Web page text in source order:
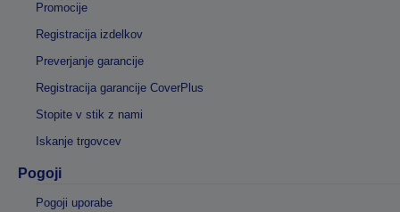
Promocije
Registracija izdelkov
Preverjanje garancije
Registracija garancije CoverPlus
Stopite v stik z nami
Iskanje trgovcev
Pogoji
Pogoji uporabe